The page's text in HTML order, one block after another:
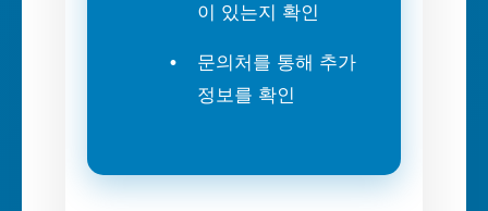
이 있는지 확인
문의처를 통해 추가
정보를 확인